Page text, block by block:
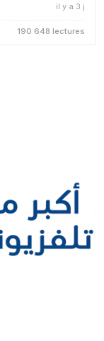
il y a 3 j
190 648 lectures